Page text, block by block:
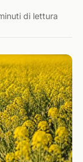
di lettura